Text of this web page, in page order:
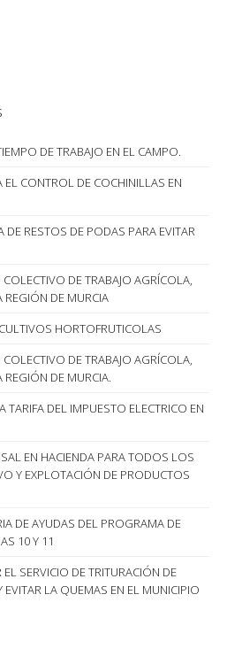
DE TRABAJO EN EL CAMPO.
EL CONTROL DE COCHINILLAS EN
RESTOS DE PODAS PARA EVITAR
DE TRABAJO AGRÍCOLA,
REGIÓN DE MURCIA
HORTOFRUTICOLAS
DE TRABAJO AGRÍCOLA,
REGIÓN DE MURCIA.
TARIFA DEL IMPUESTO ELECTRICO EN
EN HACIENDA PARA TODOS LOS
Y EXPLOTACIÓN DE PRODUCTOS
DE AYUDAS DEL PROGRAMA DE
10 Y 11
SERVICIO DE TRITURACIÓN DE
EVITAR LA QUEMAS EN EL MUNICIPIO